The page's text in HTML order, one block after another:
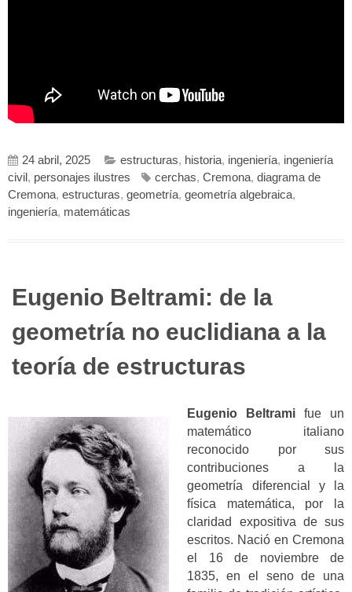
24 abril, 2025 estructuras, historia, ingeniería, ingeniería
civil , personajes ilustres cerchas, Cremona, diagrama de
Cremona, estructuras, geometría, geometría algebraica,
ingeniería, matemáticas
Eugenio Beltrami: de la
geometría no euclidiana a la
teoría de estructuras
Eugenio Beltrami fue un
matemático italiano
reconocido por sus
contribuciones a la
geometría diferencial y la
física matemática, por la
claridad expositiva de sus
escritos. Nació en Cremona
el 16 de noviembre de
1835, en el seno de una